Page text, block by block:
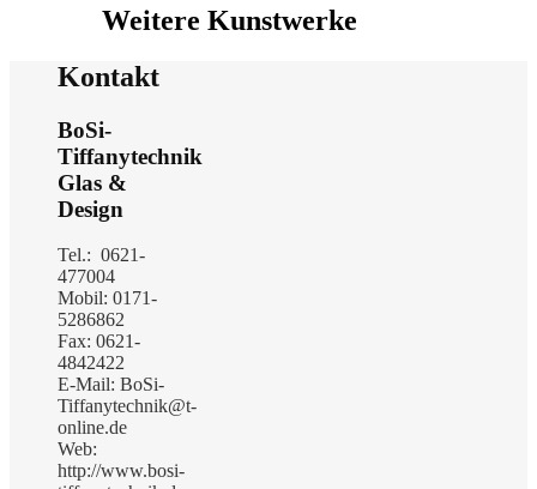
Weitere Kunstwerke
Kontakt
BoSi-
Tiffanytechnik
Glas &
Design
Tel.: 0621-
477004
Mobil: 0171-
5286862
Fax: 0621-
4842422
E-Mail: BoSi-
Tiffanytechnik@t-
online.de
Web:
http://www.bosi-